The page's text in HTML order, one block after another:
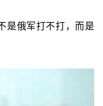
是俄军打不打，而是